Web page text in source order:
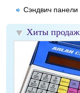
Сэндвич панели
Хиты продаж